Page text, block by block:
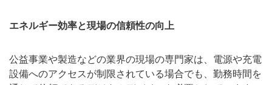
エネルギー効率と現場の信頼性の向上
公益事業や製造などの業界の現場の専門家は、電源や充電
設備へのアクセスが制限されている場合でも、勤務時間を